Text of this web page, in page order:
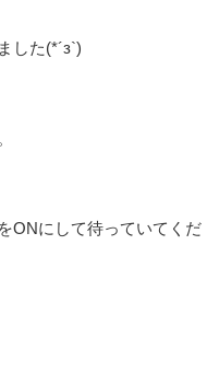
した(*´з`)
ONにして待っていてくだ